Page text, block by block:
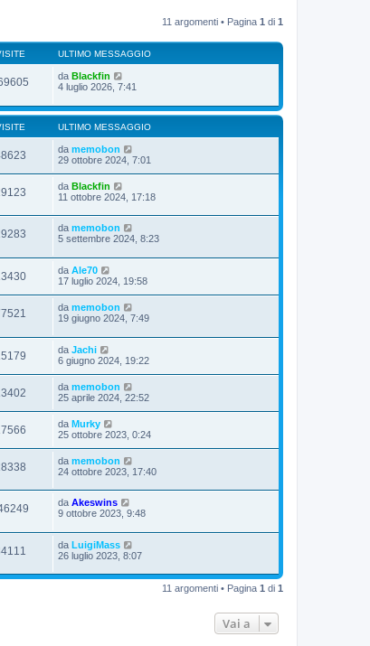
11 argomenti • Pagina 1 di 1
ULTIMO MESSAGGIO
da Blackfin
4 luglio 2026, 7:41
ULTIMO MESSAGGIO
da memobon
29 ottobre 2024, 7:01
da Blackfin
11 ottobre 2024, 17:18
da memobon
5 settembre 2024, 8:23
da Ale70
17 luglio 2024, 19:58
da memobon
19 giugno 2024, 7:49
da Jachi
6 giugno 2024, 19:22
da memobon
25 aprile 2024, 22:52
da Murky
25 ottobre 2023, 0:24
da memobon
24 ottobre 2023, 17:40
da Akeswins
9 ottobre 2023, 9:48
da LuigiMass
26 luglio 2023, 8:07
11 argomenti • Pagina 1 di 1
Vai a